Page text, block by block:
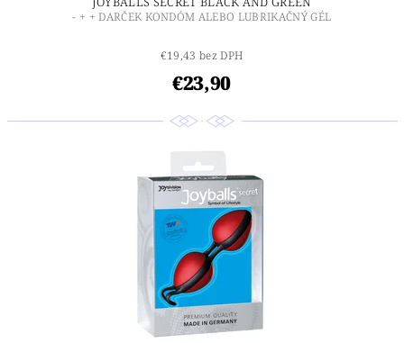
- + + DARČEK KONDÓM ALEBO LUBRIKAČNÝ GÉL
€19,43 bez DPH
€23,90